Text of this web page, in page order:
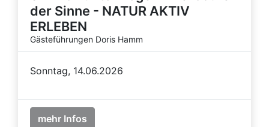
der Sinne - NATUR AKTIV
ERLEBEN
Gästeführungen Doris Hamm
Sonntag, 14.06.2026
mehr Infos